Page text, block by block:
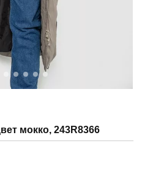
мокко, 243R8366